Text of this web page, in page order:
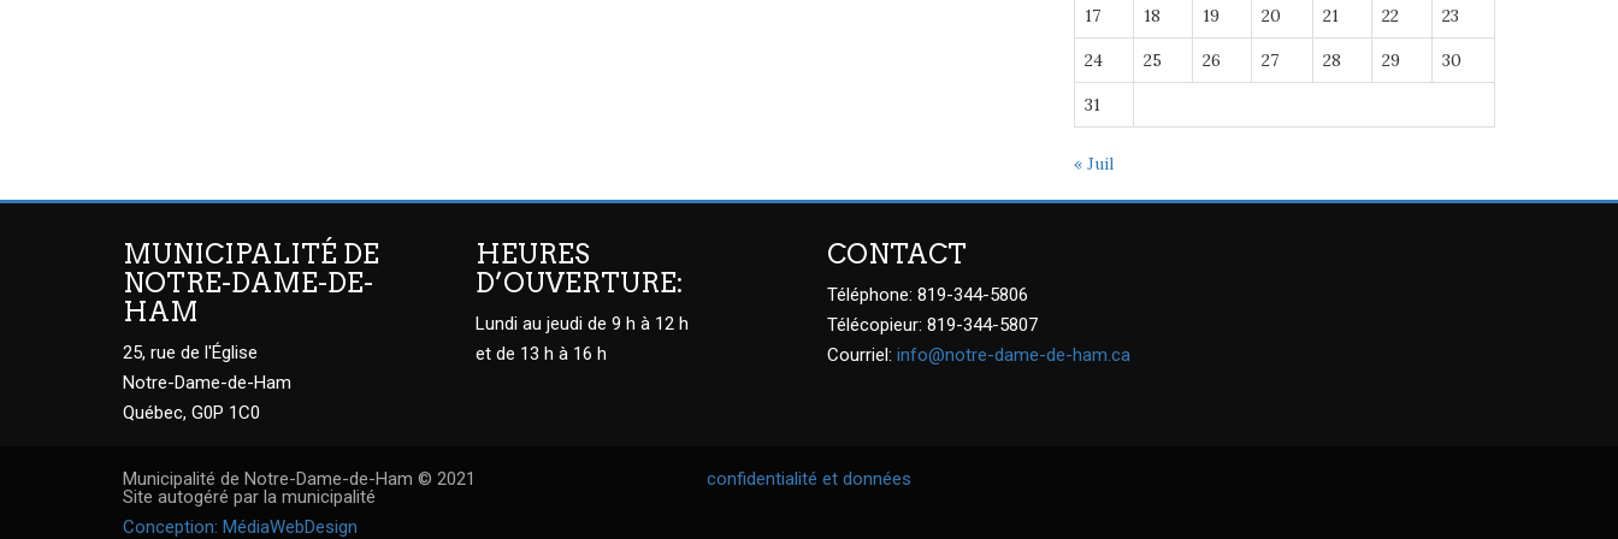
17 18 19 20 21 22 23
24 25 26 27 28 29 30
31
« Juil
MUNICIPALITÉ DE
NOTRE-DAME-DE-
HAM
25, rue de l'Église
Notre-Dame-de-Ham
Québec, G0P 1C0
HEURES
D’OUVERTURE:
Lundi au jeudi de 9 h à 12 h
et de 13 h à 16 h
CONTACT
Téléphone: 819-344-5806
Télécopieur: 819-344-5807
Courriel: info@notre-dame-de-ham.ca
Municipalité de Notre-Dame-de-Ham © 2021
Site autogéré par la municipalité
Conception: MédiaWebDesign
confidentialité et données